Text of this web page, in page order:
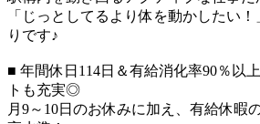
「じっとしてるより体を動かしたい
りです♪
■ 年間休日114日＆有給消化率90％以
トも充実◎
月9～10日のお休みに加え、有給休暇